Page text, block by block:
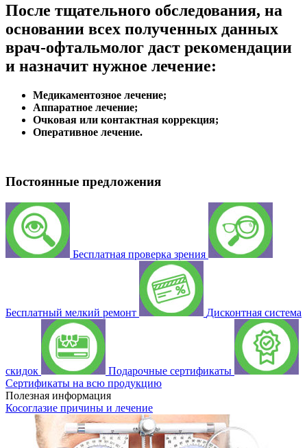
После тщательного обследования, на
основании всех полученных данных
врач-офтальмолог даст рекомендации
и назначит нужное лечение:
Медикаментозное лечение;
Аппаратное лечение;
Очковая или контактная коррекция;
Оперативное лечение.
Постоянные предложения
Бесплатная проверка зрения
Бесплатный мелкий ремонт Дисконтная система
скидок
Подарочные сертификаты
Сертификаты на всю продукцию
Полезная информация
Косоглазие причины и лечение